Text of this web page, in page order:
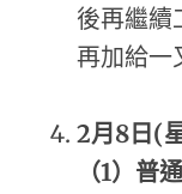
後再繼續
再加給一
2月8日(
（1）普